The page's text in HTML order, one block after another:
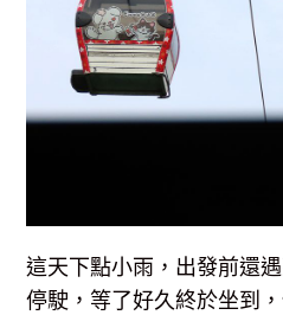
這天下點小雨，出發前還
停駛，等了好久終於坐到